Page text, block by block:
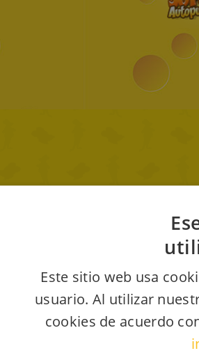
Este sitio web usa
usuario. Al utilizar
cookies de acuerdo